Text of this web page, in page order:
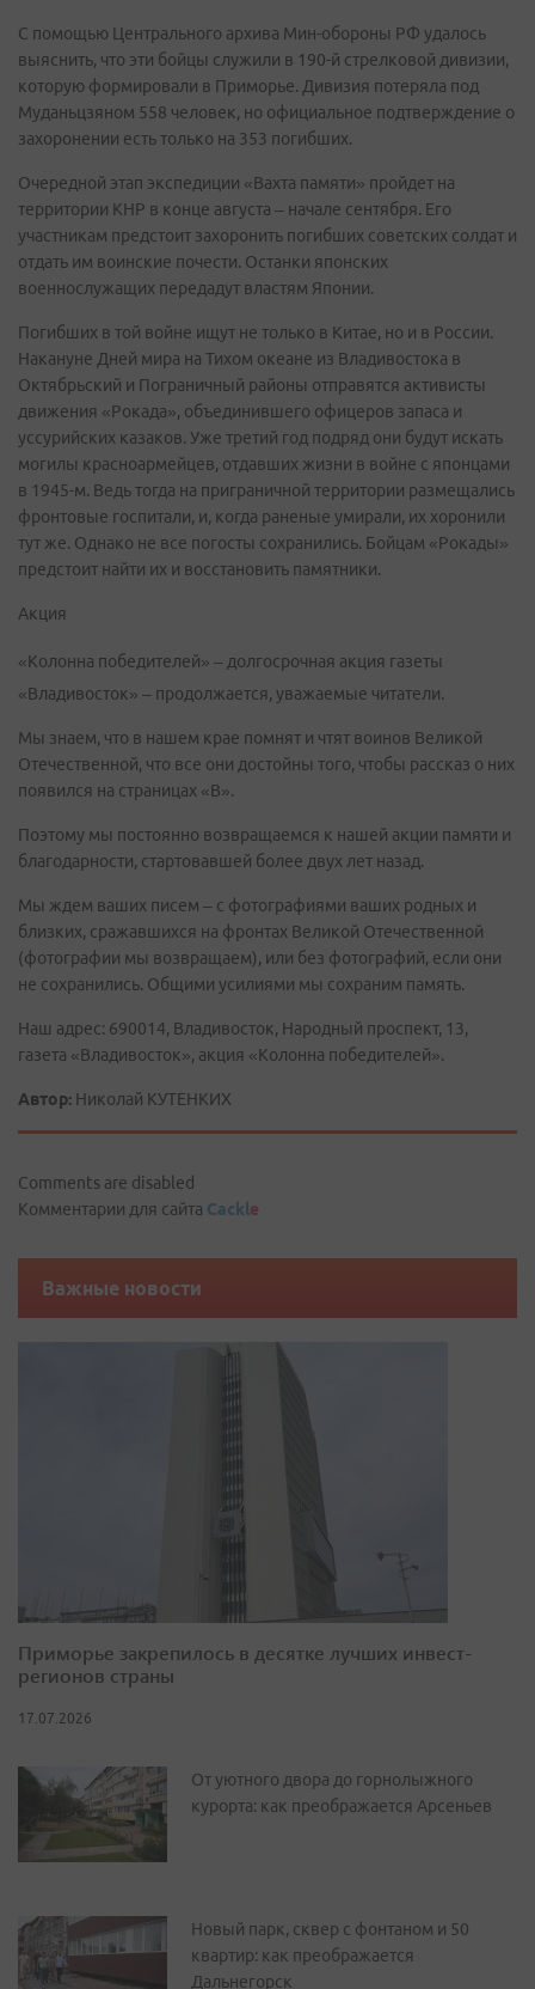
С помощью Центрального архива Мин-обороны РФ удалось
выяснить, что эти бойцы служили в 190-й стрелковой дивизии,
которую формировали в Приморье. Дивизия потеряла под
Муданьцзяном 558 человек, но официальное подтверждение о
захоронении есть только на 353 погибших.
Очередной этап экспедиции «Вахта памяти» пройдет на
территории КНР в конце августа – начале сентября. Его
участникам предстоит захоронить погибших советских солдат и
отдать им воинские почести. Останки японских
военнослужащих передадут властям Японии.
Погибших в той войне ищут не только в Китае, но и в России.
Накануне Дней мира на Тихом океане из Владивостока в
Октябрьский и Пограничный районы отправятся активисты
движения «Рокада», объединившего офицеров запаса и
уссурийских казаков. Уже третий год подряд они будут искать
могилы красноармейцев, отдавших жизни в войне с японцами
в 1945-м. Ведь тогда на приграничной территории размещались
фронтовые госпитали, и, когда раненые умирали, их хоронили
тут же. Однако не все погосты сохранились. Бойцам «Рокады»
предстоит найти их и восстановить памятники.
Акция
«Колонна победителей» – долгосрочная акция газеты
«Владивосток» – продолжается, уважаемые читатели.
Мы знаем, что в нашем крае помнят и чтят воинов Великой
Отечественной, что все они достойны того, чтобы рассказ о них
появился на страницах «В».
Поэтому мы постоянно возвращаемся к нашей акции памяти и
благодарности, стартовавшей более двух лет назад.
Мы ждем ваших писем – с фотографиями ваших родных и
близких, сражавшихся на фронтах Великой Отечественной
(фотографии мы возвращаем), или без фотографий, если они
не сохранились. Общими усилиями мы сохраним память.
Наш адрес: 690014, Владивосток, Народный проспект, 13,
газета «Владивосток», акция «Колонна победителей».
Автор: Николай КУТЕНКИХ
Comments are disabled
Комментарии для сайта Cackle
Важные новости
Приморье закрепилось в десятке лучших инвест-
регионов страны
17.07.2026
От уютного двора до горнолыжного
курорта: как преображается Арсеньев
Новый парк, сквер с фонтаном и 50
квартир: как преображается
Дальнегорск